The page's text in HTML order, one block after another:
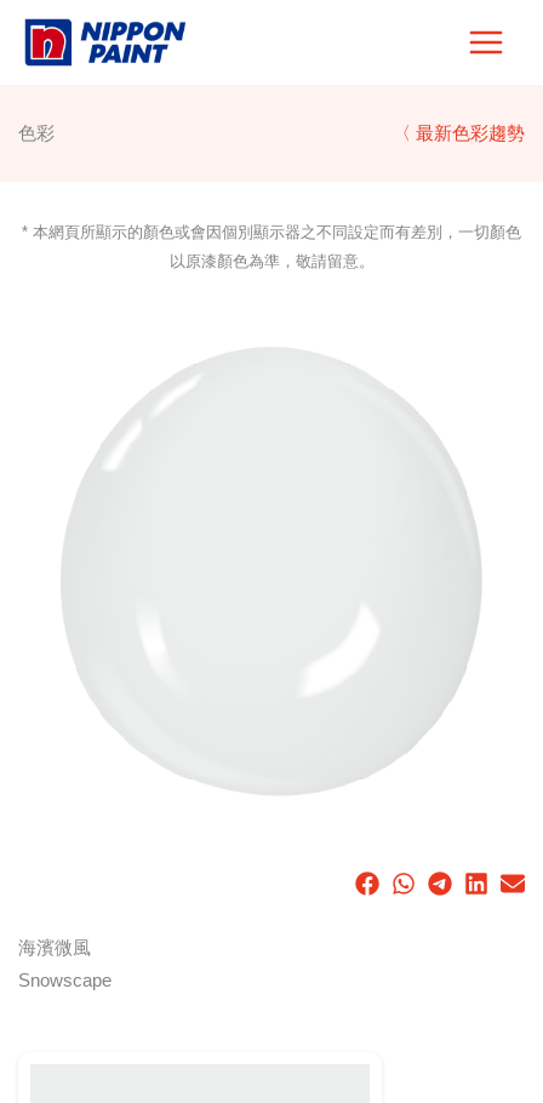
Skip
色彩 〈 最新色彩趨勢
* 本網頁所顯示的顏色或會因個別顯示器之不同設定而有差別，一切顏色
以原漆顏色為準，敬請留意。
海濱微風
Snowscape